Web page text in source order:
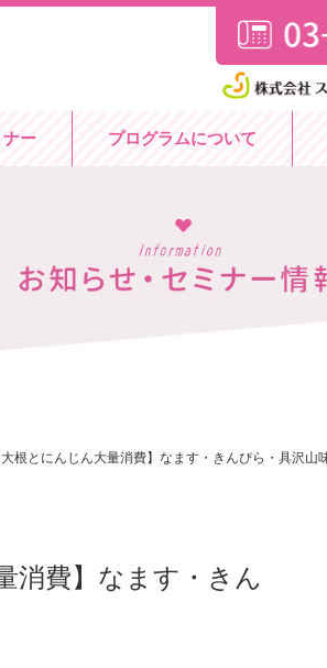
ナー プログラムについて
根とにんじん大量消費】なます・きんぴら・具沢山
消費】なます・きん